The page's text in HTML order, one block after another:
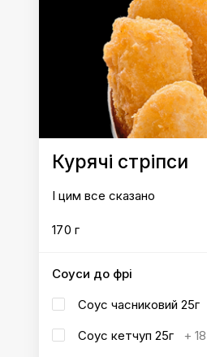
Софіївська
Курячі стріпси
І цим все сказано
170 г
Соуси до фрі
Соус часниковий 25г
Соус кетчуп 25г
+